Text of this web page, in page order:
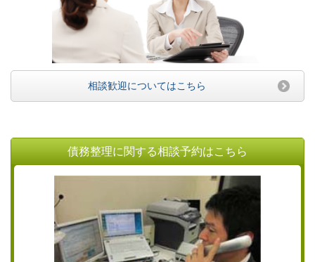
相談歓迎についてはこちら
債務整理に関する相談予約はこちら